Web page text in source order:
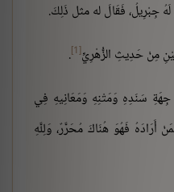
جِبْرِيلُ، فَقَالَ له مثل ذَلِكَ.
مِنْ حَدِيثِ الزُّهْرِيِّ[1]
.
سَنَدِهِ وَمَتْنِهِ وَمَعَانِيهِ فِي
أَرَادَهُ فَهُوَ هُنَاكَ مُحَرَّرٌ، وَلِلَّهِ